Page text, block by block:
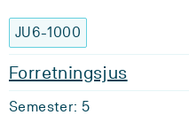
JU6-1000
Forretningsjus
Semester: 5